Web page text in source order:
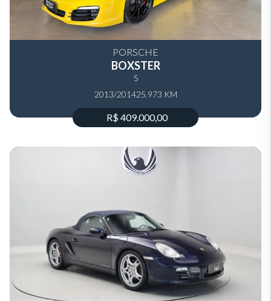
PORSCHE
BOXSTER
S
2013/201425.973 KM
R$ 409.000,00